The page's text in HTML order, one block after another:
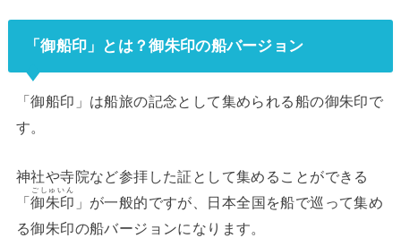
「御船印」とは？御朱印の船バージョン
「御船印」は船旅の記念として集められる船の御朱印で
す。
神社や寺院など参拝した証として集めることができる
「御朱印
ごしゅいん
」が一般的ですが、日本全国を船で巡って集め
る御朱印の船バージョンになります。